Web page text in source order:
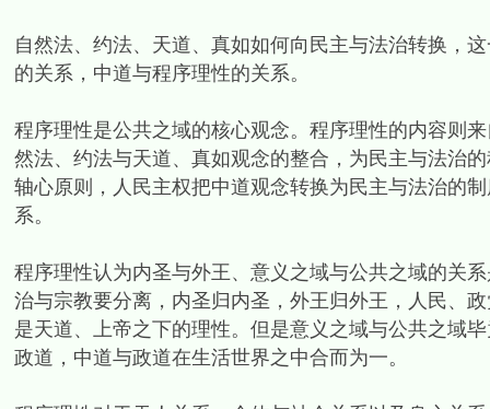
自然法、约法、天道、真如如何向民主与法治转换，
的关系，中道与程序理性的关系。
程序理性是公共之域的核心观念。程序理性的内容则
然法、约法与天道、真如观念的整合，为民主与法治
轴心原则，人民主权把中道观念转换为民主与法治的
系。
程序理性认为内圣与外王、意义之域与公共之域的关
治与宗教要分离，内圣归内圣，外王归外王，人民、
是天道、上帝之下的理性。但是意义之域与公共之域
政道，中道与政道在生活世界之中合而为一。